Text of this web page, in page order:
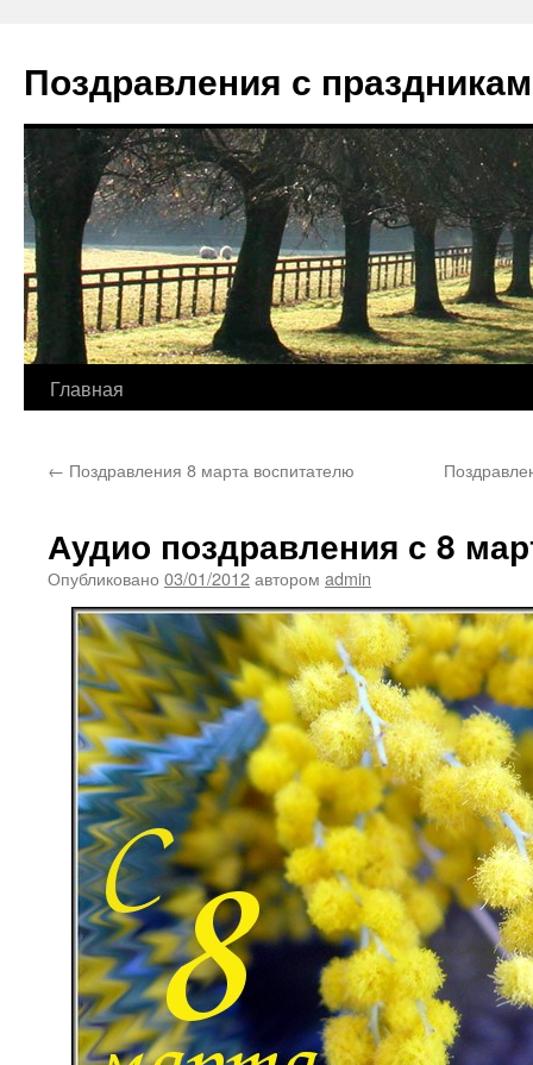
содержимому
Поздравления с
Главная
← Поздравления 8 марта воспитателю
Аудио поздравления с 8
Опубликовано 03/01/2012автором admin